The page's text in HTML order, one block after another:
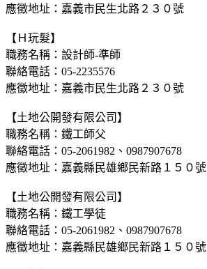
應徵地址：嘉義市民生北路２３０號
【Ｈ玩髮】
職務名稱：設計師-準師
聯絡電話：05-2235576
應徵地址：嘉義市民生北路２３０號
【土地公開發有限公司】
職務名稱：鐵工師父
聯絡電話：05-2061982、0987907678
應徵地址：嘉義縣民雄鄉民新路１５０號
【土地公開發有限公司】
職務名稱：鐵工學徒
聯絡電話：05-2061982、0987907678
應徵地址：嘉義縣民雄鄉民新路１５０號